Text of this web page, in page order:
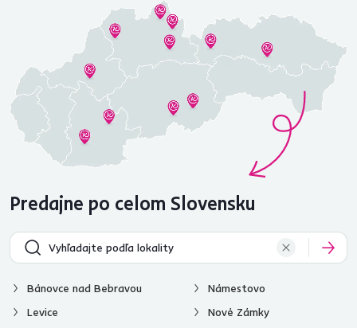
Predajne po celom Slovensku
Bánovce nad Bebravou
Levice
Námestovo
Nové Zámky